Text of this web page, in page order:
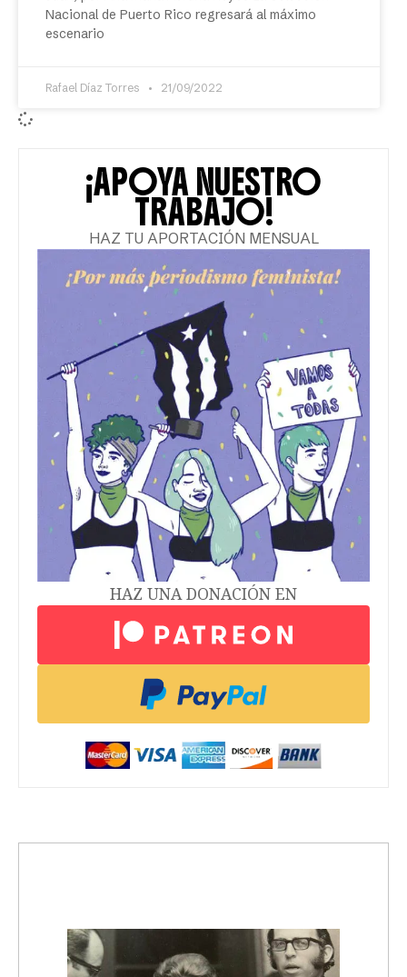
Nacional de Puerto Rico regresará al máximo
escenario
Rafael Díaz Torres 21/09/2022
¡APOYA NUESTRO
TRABAJO!
HAZ TU APORTACIÓN MENSUAL
HAZ UNA DONACIÓN EN